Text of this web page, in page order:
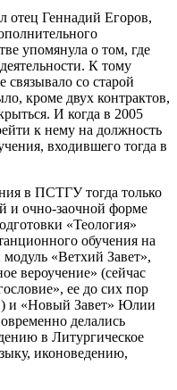
отец Геннадий Егоров,
упомянула о том, где
К тому
со старой
кроме двух контрактов,
И когда в 2005
к нему на должность
входившего тогда в
в ПСТГУ тогда только
и очно-заочной форме
«Теология»
обучения на
«Ветхий Завет»,
вероучение» (сейчас
ее до сих пор
и «Новый Завет» Юлии
делались
в Литургическое
иконоведению,